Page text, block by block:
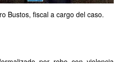
Bustos, fiscal a cargo del caso.